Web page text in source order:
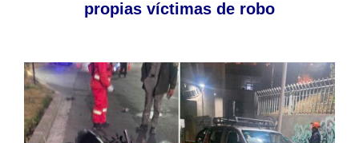
propias víctimas de robo